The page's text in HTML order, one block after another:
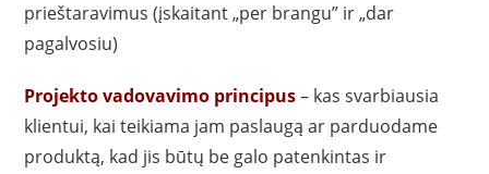
prieštaravimus (įskaitant „per brangu” ir „dar
pagalvosiu)
Projekto vadovavimo principus– kas svarbiausia
klientui, kai teikiama jam paslaugą ar parduodame
produktą, kad jis būtų be galo patenkintas ir